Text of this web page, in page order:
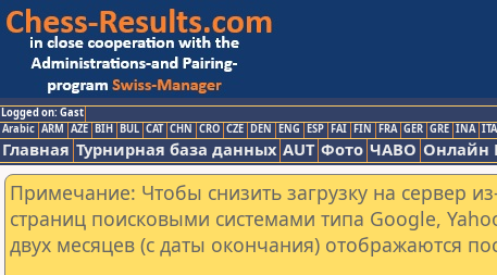
Logged on: Gast
Arabic ARM AZE BIH BUL CAT CHN CRO CZE DEN ENG ESP FAI FIN FRA GER GRE INA ITA
Главная Турнирная база данных AUT Фото ЧАВО Онлайн
Примечание: Чтобы снизить загрузку на сервер
страниц поисковыми системами типа Google,
двух месяцев (с даты окончания) отображаются